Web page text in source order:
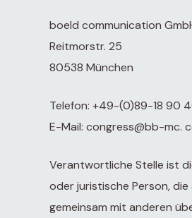
boeld communication
Reitmorstr. 25
80538 München
Telefon: +49-(0)89-18 90
E-Mail: congress@bb-mc.
Verantwortliche Stelle ist
oder juristische Person, die
gemeinsam mit anderen